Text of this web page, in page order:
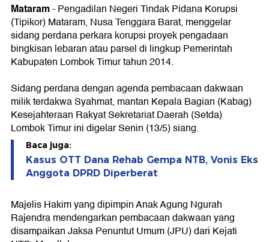
Mataram-Pengadilan Negeri Tindak Pidana Korupsi
(Tipikor) Mataram, Nusa Tenggara Barat, menggelar
sidang perdana perkara korupsi proyek pengadaan
bingkisan lebaran atau parsel di lingkup Pemerintah
Kabupaten Lombok Timur tahun 2014.
Sidang perdana dengan agenda pembacaan dakwaan
milik terdakwa Syahmat, mantan Kepala Bagian (Kabag)
Kesejahteraan Rakyat Sekretariat Daerah (Setda)
Lombok Timur ini digelar Senin (13/5) siang.
Baca juga:
Kasus OTT Dana Rehab Gempa NTB, Vonis Eks
Anggota DPRD Diperberat
Majelis Hakim yang dipimpin Anak Agung Ngurah
Rajendra mendengarkan pembacaan dakwaan yang
disampaikan Jaksa Penuntut Umum (JPU) dari Kejati